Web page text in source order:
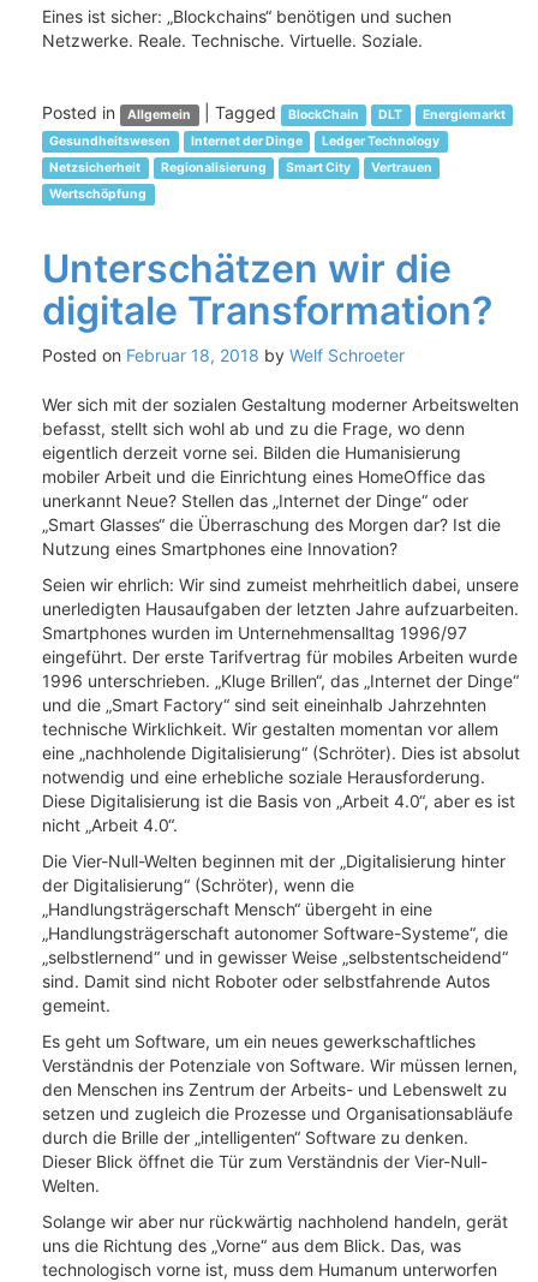
Eines ist sicher: „Blockchains“ benötigen und suchen
Netzwerke. Reale. Technische. Virtuelle. Soziale.
Posted in Allgemein Tagged BlockChain DLT
Energiemarkt
Gesundheitswesen
Internet der Dinge
Ledger Technology
Netzsicherheit
Regionalisierung Smart City
Vertrauen
Wertschöpfung
Unterschätzen wir die
digitale Transformation?
Posted on Februar 18, 2018 by Welf Schroeter
Wer sich mit der sozialen Gestaltung moderner Arbeitswelten
befasst, stellt sich wohl ab und zu die Frage, wo denn
eigentlich derzeit vorne sei. Bilden die Humanisierung
mobiler Arbeit und die Einrichtung eines HomeOffice das
unerkannt Neue? Stellen das „Internet der Dinge“ oder
„Smart Glasses“ die Überraschung des Morgen dar? Ist die
Nutzung eines Smartphones eine Innovation?
Seien wir ehrlich: Wir sind zumeist mehrheitlich dabei, unsere
unerledigten Hausaufgaben der letzten Jahre aufzuarbeiten.
Smartphones wurden im Unternehmensalltag 1996/97
eingeführt. Der erste Tarifvertrag für mobiles Arbeiten wurde
1996 unterschrieben. „Kluge Brillen“, das „Internet der Dinge“
und die „Smart Factory“ sind seit eineinhalb Jahrzehnten
technische Wirklichkeit. Wir gestalten momentan vor allem
eine „nachholende Digitalisierung“ (Schröter). Dies ist absolut
notwendig und eine erhebliche soziale Herausforderung.
Diese Digitalisierung ist die Basis von „Arbeit 4.0“, aber es ist
nicht „Arbeit 4.0“.
Die Vier-Null-Welten beginnen mit der „Digitalisierung hinter
der Digitalisierung“ (Schröter), wenn die
„Handlungsträgerschaft Mensch“ übergeht in eine
„Handlungsträgerschaft autonomer Software-Systeme“, die
„selbstlernend“ und in gewisser Weise „selbstentscheidend“
sind. Damit sind nicht Roboter oder selbstfahrende Autos
gemeint.
Es geht um Software, um ein neues gewerkschaftliches
Verständnis der Potenziale von Software. Wir müssen lernen,
den Menschen ins Zentrum der Arbeits- und Lebenswelt zu
setzen und zugleich die Prozesse und Organisationsabläufe
durch die Brille der „intelligenten“ Software zu denken.
Dieser Blick öffnet die Tür zum Verständnis der Vier-Null-
Welten.
Solange wir aber nur rückwärtig nachholend handeln, gerät
uns die Richtung des „Vorne“ aus dem Blick. Das, was
technologisch vorne ist, muss dem Humanum unterworfen